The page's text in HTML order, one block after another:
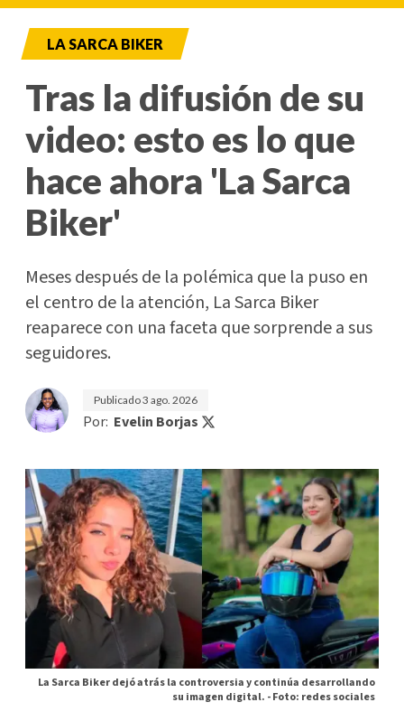
LA SARCA BIKER
Tras la difusión de su
video: esto es lo que
hace ahora 'La Sarca
Biker'
Meses después de la polémica que la puso en
el centro de la atención, La Sarca Biker
reaparece con una faceta que sorprende a sus
seguidores.
Publicado3 ago. 2026
Por: Evelin Borjas
La Sarca Biker dejó atrás la controversia y continúa desarrollando
su imagen digital. -Foto: redes sociales